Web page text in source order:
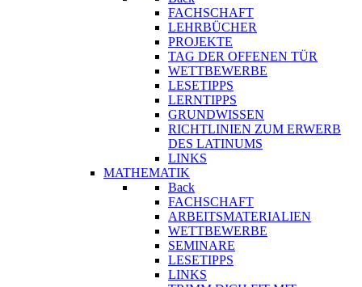
FACHSCHAFT
LEHRBÜCHER
PROJEKTE
TAG DER OFFENEN TÜR
WETTBEWERBE
LESETIPPS
LERNTIPPS
GRUNDWISSEN
RICHTLINIEN ZUM ERWERB
DES LATINUMS
LINKS
MATHEMATIK
Back
FACHSCHAFT
ARBEITSMATERIALIEN
WETTBEWERBE
SEMINARE
LESETIPPS
LINKS